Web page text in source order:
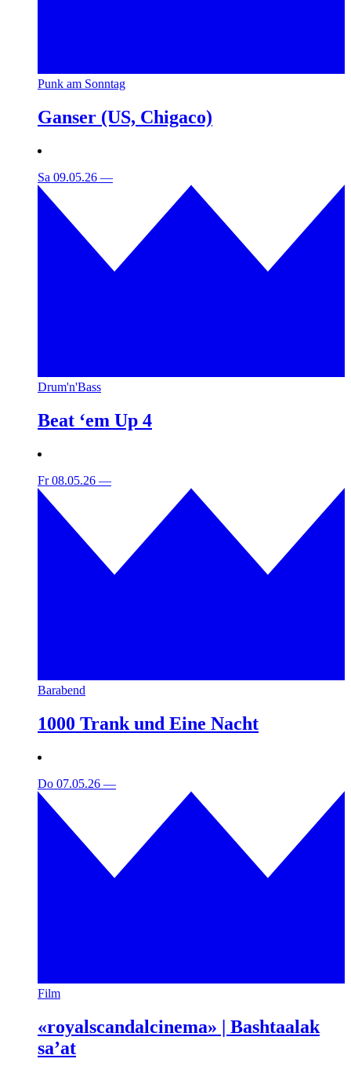
Punk am Sonntag
Ganser (US, Chigaco)
Sa 09.05.26 —
Drum'n'Bass
Beat ‘em Up 4
Fr 08.05.26 —
Barabend
1000 Trank und Eine Nacht
Do 07.05.26 —
Film
«royalscandalcinema» | Bashtaalak
sa’at